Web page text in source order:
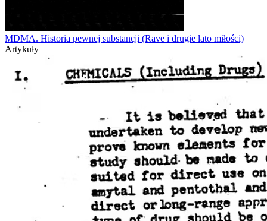
MDMA. Historia pewnej substancji (Rave i drugie lato miłości)
Artykuły